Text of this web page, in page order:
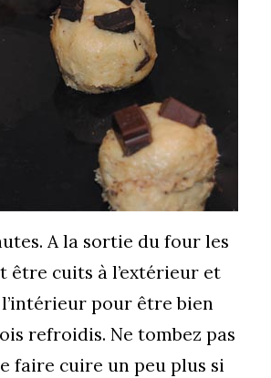
A la sortie du four les
être cuits à l’extérieur et
pour être bien
refroidis. Ne tombez pas
faire cuire un peu plus si